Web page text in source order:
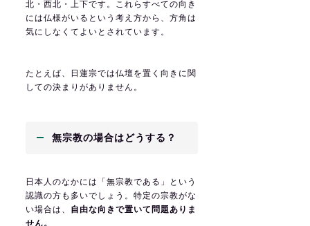
北・西北・上下です。これらすべての向き
には仏様がいるという考え方から、方角は
気にしなくてよいとされています。
たとえば、日蓮宗では仏壇を置く向きに関
しての決まりがありません。
無宗教の場合はどうする？
日本人のなかには「無宗教である」という
認識の方も多いでしょう。特定の宗教がな
い場合は、 自由な向きで置いて問題ありま
せん。